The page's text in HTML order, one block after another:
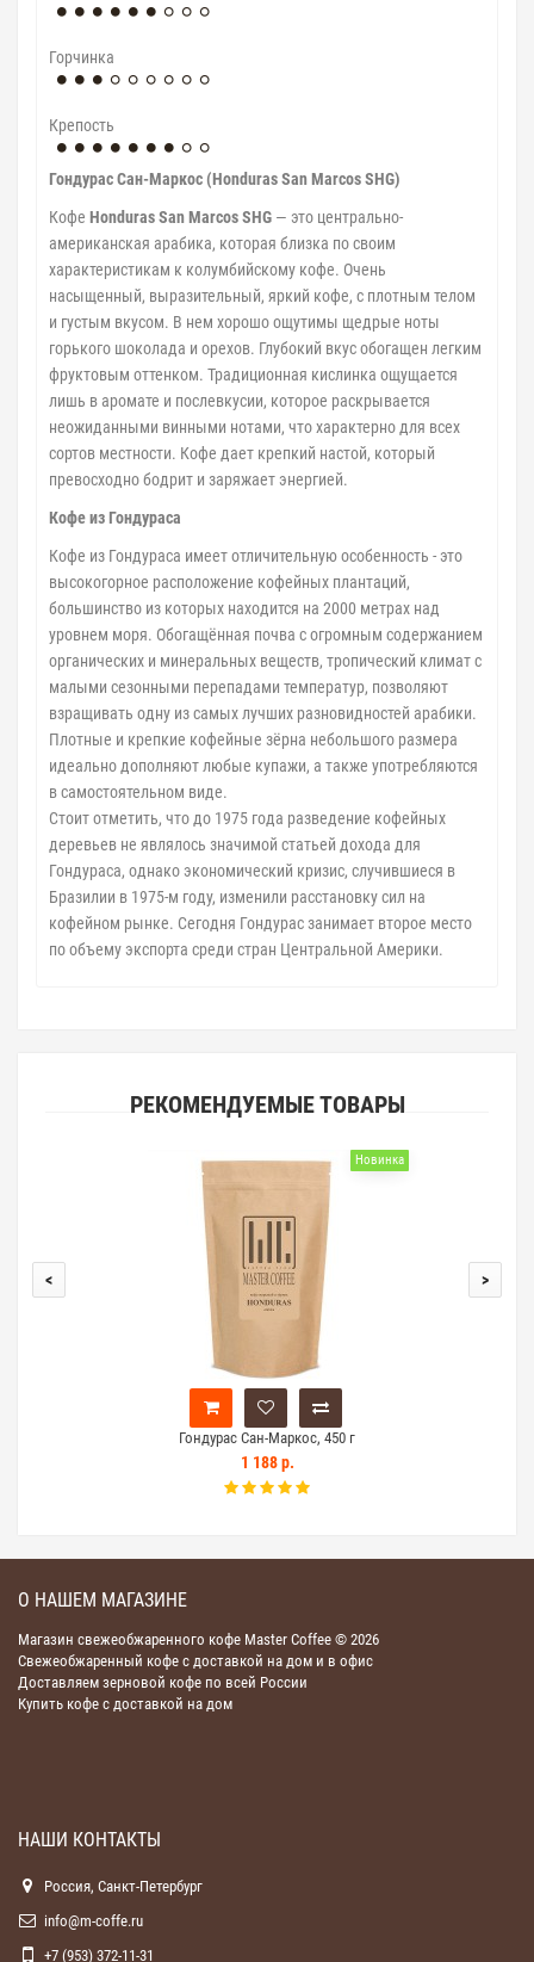
Горчинка
Крепость
Гондурас Сан-Маркос (Honduras San Marcos SHG)
Кофе Honduras San Marcos SHG — это центрально-
американская арабика, которая близка по своим
характеристикам к колумбийскому кофе. Очень
насыщенный, выразительный, яркий кофе, с плотным телом
и густым вкусом. В нем хорошо ощутимы щедрые ноты
горького шоколада и орехов. Глубокий вкус обогащен легким
фруктовым оттенком. Традиционная кислинка ощущается
лишь в аромате и послевкусии, которое раскрывается
неожиданными винными нотами, что характерно для всех
сортов местности. Кофе дает крепкий настой, который
превосходно бодрит и заряжает энергией.
Кофе из Гондураса
Кофе из Гондураса имеет отличительную особенность - это
высокогорное расположение кофейных плантаций,
большинство из которых находится на 2000 метрах над
уровнем моря. Обогащённая почва с огромным содержанием
органических и минеральных веществ, тропический климат с
малыми сезонными перепадами температур, позволяют
взращивать одну из самых лучших разновидностей арабики.
Плотные и крепкие кофейные зёрна небольшого размера
идеально дополняют любые купажи, а также употребляются
в самостоятельном виде.
Стоит отметить, что до 1975 года разведение кофейных
деревьев не являлось значимой статьей дохода для
Гондураса, однако экономический кризис, случившиеся в
Бразилии в 1975-м году, изменили расстановку сил на
кофейном рынке. Сегодня Гондурас занимает второе место
по объему экспорта среди стран Центральной Америки.
РЕКОМЕНДУЕМЫЕ ТОВАРЫ
Новинка
Гондурас Сан-Маркос, 450 г
1 188 р.
< >
О НАШЕМ МАГАЗИНЕ
Магазин свежеобжаренного кофе Master Coffee © 2026
Свежеобжаренный кофе с доставкой на дом и в офис
Доставляем зерновой кофе по всей России
Купить кофе с доставкой на дом
НАШИ КОНТАКТЫ
Россия, Санкт-Петербург
info@m-coffe.ru
+7 (953) 372-11-31